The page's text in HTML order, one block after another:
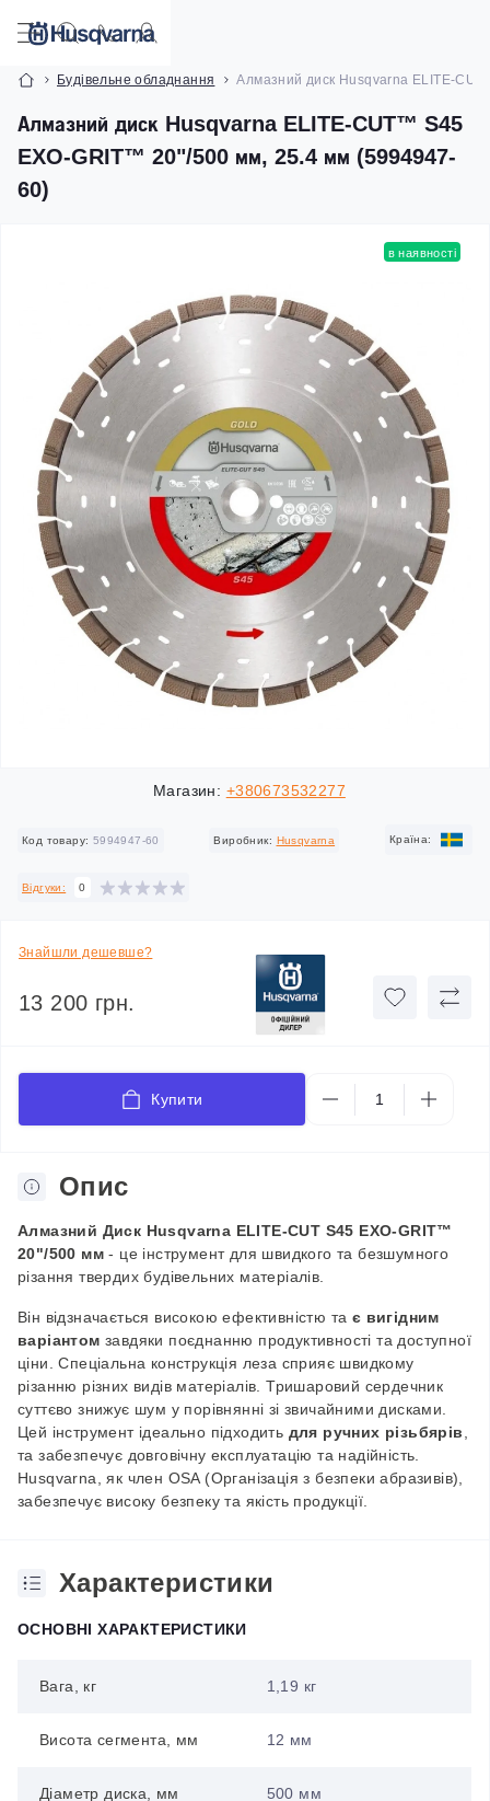
Будівельне обладнання Алмазний диск Husqvarna ELITE-
Алмазний диск Husqvarna ELITE-CUT™ S45
EXO-GRIT™ 20"/500 мм, 25.4 мм (5994947-
60)
в наявності
Магазин: +380673532277
Код товару: 5994947-60 Виробник: Husqvarna Країна:
Відгуки: 0
Знайшли дешевше?
13 200 грн.
Купити
Опис
Алмазний Диск Husqvarna ELITE-CUT S45 EXO-GRIT™
20"/500 мм - це інструмент для швидкого та безшумного
різання твердих будівельних матеріалів.
Він відзначається високою ефективністю та є вигідним
варіантом завдяки поєднанню продуктивності та доступної
ціни. Спеціальна конструкція леза сприяє швидкому
різанню різних видів матеріалів. Тришаровий сердечник
суттєво знижує шум у порівнянні зі звичайними дисками.
Цей інструмент ідеально підходить для ручних різьбярів
та забезпечує довговічну експлуатацію та надійність.
Husqvarna, як член OSA (Організація з безпеки абразивів),
забезпечує високу безпеку та якість продукції.
Характеристики
ОСНОВНІ ХАРАКТЕРИСТИКИ
Вага, кг 1,19 кг
Висота сегмента, мм 12 мм
Діаметр диска, мм 500 мм